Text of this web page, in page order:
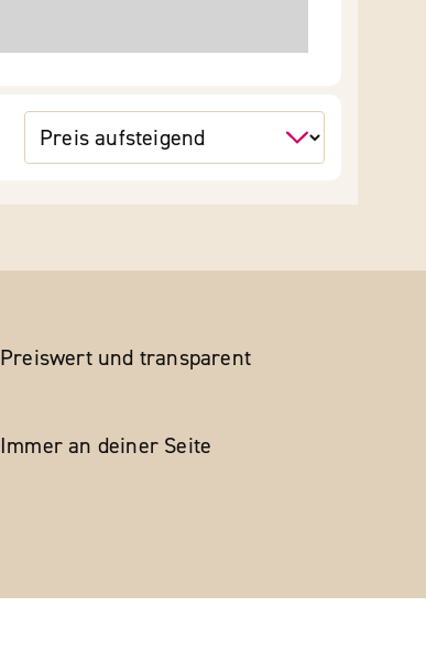
Preiswert und transparent
Immer an deiner Seite